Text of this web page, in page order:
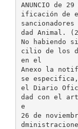
ANUNCIO de
ificación de
dad Animal.
No habiendo
cilio de los
en el
Anexo la
se
el Diario
dad con el
e
26 de